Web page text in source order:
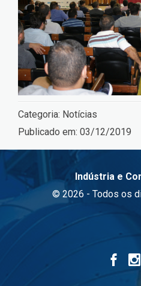
Categoria: Notícias
Publicado em: 03/12/2019
Indústria e
© 2026 - Todos os